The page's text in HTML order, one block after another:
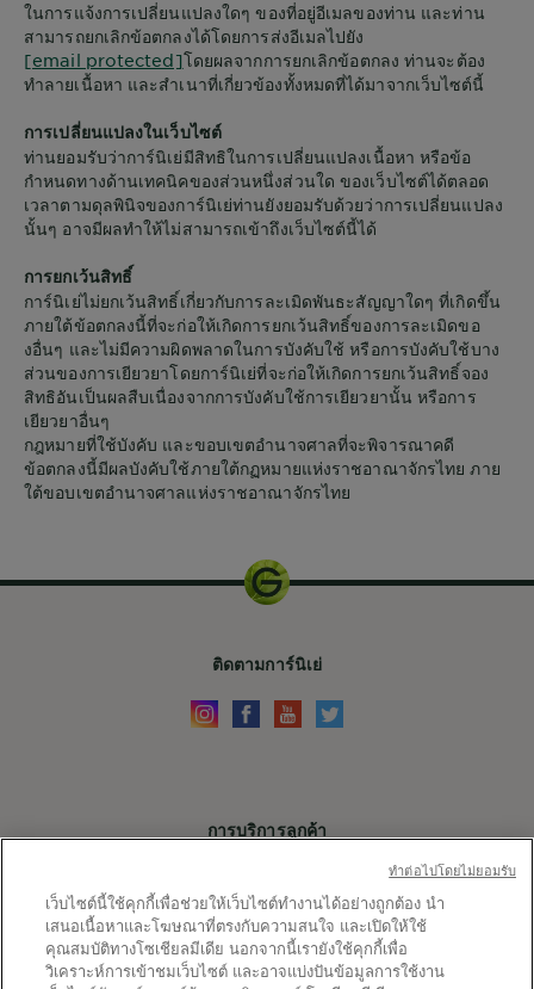
ในการแจ้งการเปลี่ยนแปลงใดๆ ของที่อยู่อีเมลของท่าน และท่าน
สามารถยกเลิกข้อตกลงได้โดยการส่งอีเมลไปยัง
[email protected]โดยผลจากการยกเลิกข้อตกลง ท่านจะต้อง
ทำลายเนื้อหา และสำเนาที่เกี่ยวข้องทั้งหมดที่ได้มาจากเว็บไซต์นี้
การเปลี่ยนแปลงในเว็บไซต์
ท่านยอมรับว่าการ์นิเย่มีสิทธิในการเปลี่ยนแปลงเนื้อหา หรือข้อ
กำหนดทางด้านเทคนิคของส่วนหนึ่งส่วนใด ของเว็บไซต์ได้ตลอด
เวลาตามดุลพินิจของการ์นิเย่ท่านยังยอมรับด้วยว่าการเปลี่ยนแปลง
นั้นๆ อาจมีผลทำให้ไม่สามารถเข้าถึงเว็บไซต์นี้ได้
การยกเว้นสิทธิ์
การ์นิเย่ไม่ยกเว้นสิทธิ์เกี่ยวกับการละเมิดพันธะสัญญาใดๆ ที่เกิดขึ้น
ภายใต้ข้อตกลงนี้ที่จะก่อให้เกิดการยกเว้นสิทธิ์ของการละเมิดขอ
งอื่นๆ และไม่มีความผิดพลาดในการบังคับใช้ หรือการบังคับใช้บาง
ส่วนของการเยียวยาโดยการ์นิเย่ที่จะก่อให้เกิดการยกเว้นสิทธิ์จอง
สิทธิอันเป็นผลสืบเนื่องจากการบังคับใช้การเยียวยานั้น หรือการ
เยียวยาอื่นๆ
กฎหมายที่ใช้บังคับ และขอบเขตอำนาจศาลที่จะพิจารณาคดี
ข้อตกลงนี้มีผลบังคับใช้ภายใต้กฏหมายแห่งราชอาณาจักรไทย ภาย
ใต้ขอบเขตอำนาจศาลแห่งราชอาณาจักรไทย
ลิ้งค์ต่างๆ
การบริการลูกค้า
ติดตามการ์นิเย่
เว็บไซต์นี้ใช้คุกกี้เพื่อช่วยให้เว็บไซต์ทำงานได้อย่างถูกต้อง นำ
เสนอเนื้อหาและโฆษณาที่ตรงกับความสนใจ และเปิดให้ใช้
คุณสมบัติทางโซเชียลมีเดีย นอกจากนี้เรายังใช้คุกกี้เพื่อ
วิเคราะห์การเข้าชมเว็บไซต์ และอาจแบ่งปันข้อมูลการใช้งาน
ทําต่อไปโดยไม่ยอมรับ